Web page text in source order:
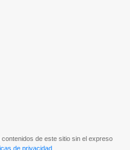
de este sitio sin el expreso
de privacidad